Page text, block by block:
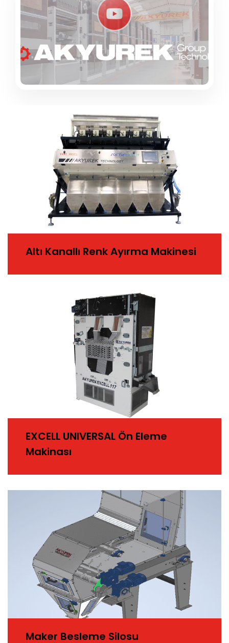
Altı Kanallı Renk Ayırma Makinesi
EXCELL UNIVERSAL Ön Eleme
Makinası
Maker Besleme Silosu